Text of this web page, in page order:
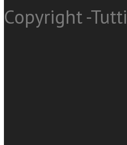
Copyright -